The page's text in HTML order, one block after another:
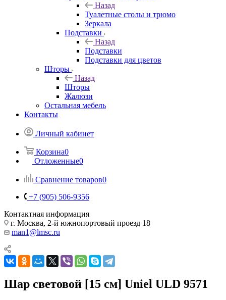
Назад
Туалетные столы и трюмо
Зеркала
Подставки
Назад
Подставки
Подставки для цветов
Шторы
Назад
Шторы
Жалюзи
Остальная мебель
Контакты
Личный кабинет
Корзина0
Отложенные0
Сравнение товаров0
+7 (905) 506-9356
Контактная информация
г. Москва, 2-й южнопортовый проезд 18
man1@lmsc.ru
Шар световой [15 см] Uniel ULD 9571